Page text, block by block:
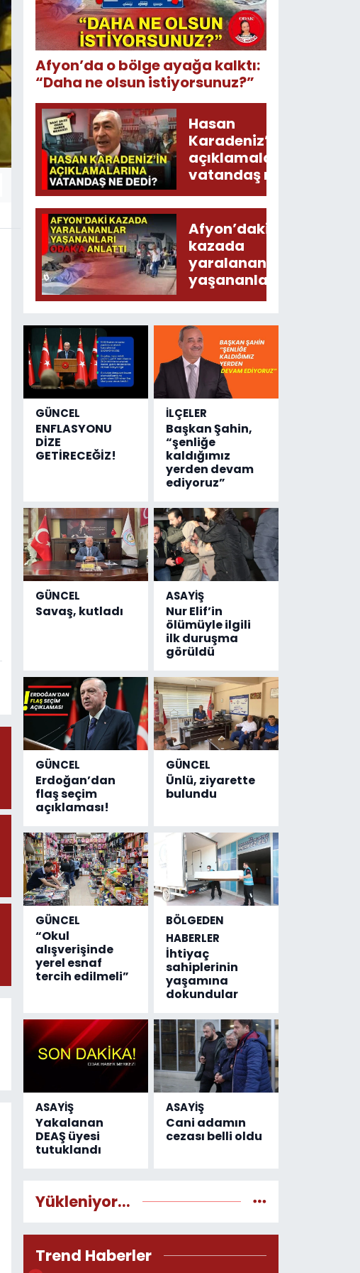
Afyon’da o bölge ayağa kalktı:
“Daha ne olsun istiyorsunuz?”
Hasan
Karadeniz’in
açıklamalarına
vatandaş ne
dedi?
Afyon’daki
kazada
yaralananlar
yaşananları
ODAK’a
GÜNCEL
ENFLASYONU
DİZE
GETİRECEĞİZ!
İLÇELER
Başkan Şahin,
“şenliğe
kaldığımız
yerden devam
ediyoruz”
GÜNCEL
Savaş, kutladı
ASAYİŞ
Nur Elif’in
ölümüyle ilgili
ilk duruşma
görüldü
GÜNCEL
Erdoğan’dan
flaş seçim
açıklaması!
GÜNCEL
Ünlü, ziyarette
bulundu
GÜNCEL
“Okul
alışverişinde
yerel esnaf
tercih edilmeli”
BÖLGEDEN
HABERLER
İhtiyaç
sahiplerinin
yaşamına
dokundular
ASAYİŞ
Yakalanan
DEAŞ üyesi
tutuklandı
ASAYİŞ
Cani adamın
cezası belli oldu
Yükleniyor...
Trend Haberler